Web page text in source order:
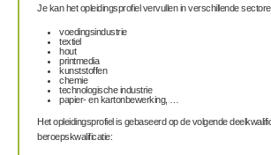
Je kan het opleidingsprofiel vervullen in verschillende
voedingsindustrie
textiel
hout
printmedia
kunststoffen
chemie
technologische industrie
papier- en kartonbewerking, …
Het opleidingsprofiel is gebaseerd op de volgende
beroepskwalificatie: